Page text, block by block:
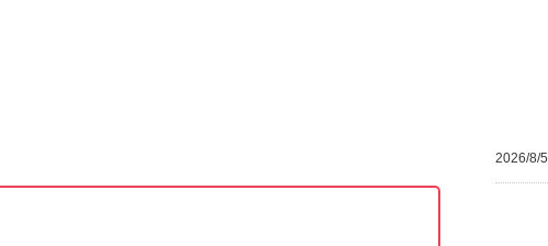
2026/8/5